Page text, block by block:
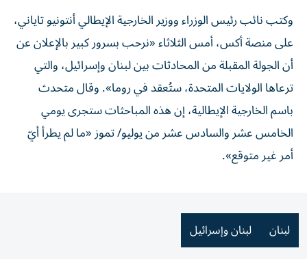
وكتب نائب رئيس الوزراء ووزير الخارجية الإيطالي أنتونيو تاياني،
على منصة أكس، أمس الثلاثاء «نرحب بسرور كبير بالإعلان عن
أن الجولة المقبلة من المحادثات بين لبنان وإسرائيل، والتي
ترعاها الولايات المتحدة، ستُعقد في روما». وقال متحدث
باسم الخارجية الإيطالية، إن هذه المباحثات ستجرى يومي
الخامس عشر والسادس عشر من يوليو/ تموز «ما لم يطرأ أيّ
أمر غير متوقع».
لبنان لبنان وإسرائيل